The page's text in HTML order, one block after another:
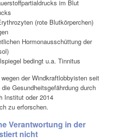
im Blut
(rote Blutkörperchen)
Hormonausschüttung der
bedingt u.a. Tinnitus
der Windkraftlobbyisten seit
Gesundheitsgefährdung durch
Institut oder 2014
zu erforschen.
Verantwortung in der
nicht